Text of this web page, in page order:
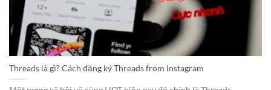
Threads là gì? Cách đăng ký Threads from Instagram